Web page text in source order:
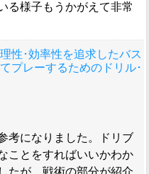
る様子もうかがえて非常
性･効率性を追求したバス
プレーするためのドリル･
考になりました。ドリブ
ことをすればいいかわか